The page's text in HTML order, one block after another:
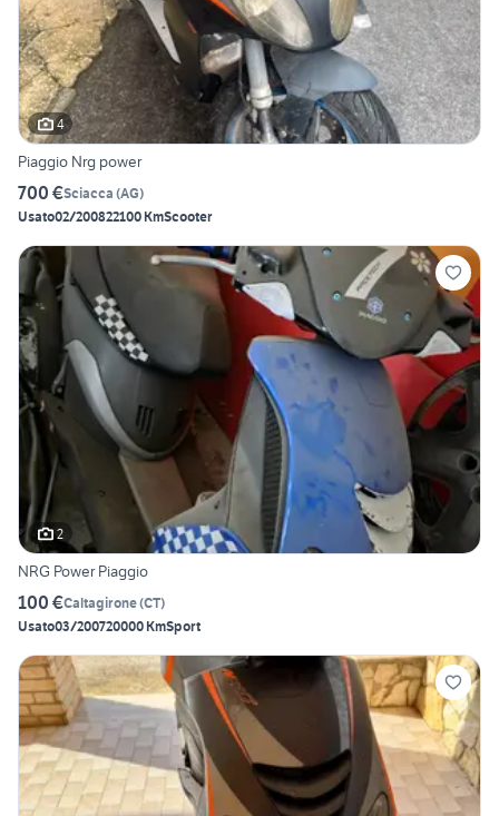
4
Piaggio Nrg power
700 €Sciacca (AG)
Usato02/200822100 KmScooter
2
NRG Power Piaggio
100 €Caltagirone(CT)
Usato03/200720000 KmSport